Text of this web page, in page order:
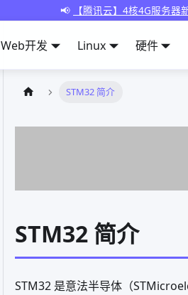
📢 【腾讯云】4核4G服务
Web开发 Linux 硬件
STM32 简介
STM32 简介
STM32 是意法半导体（